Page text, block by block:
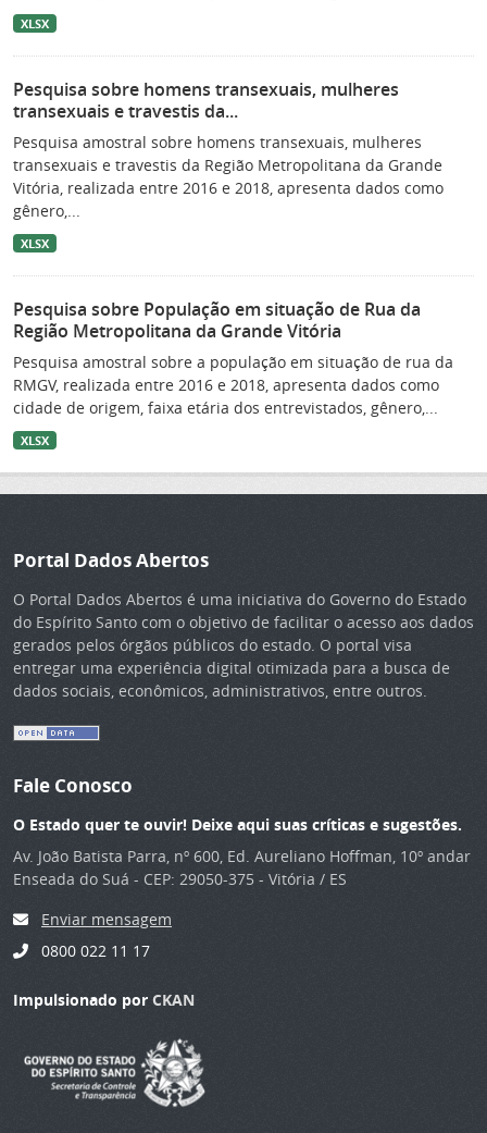
XLSX
Pesquisa sobre homens transexuais, mulheres
transexuais e travestis da...
Pesquisa amostral sobre homens transexuais, mulheres
transexuais e travestis da Região Metropolitana da Grande
Vitória, realizada entre 2016 e 2018, apresenta dados como
gênero,...
XLSX
Pesquisa sobre População em situação de Rua da
Região Metropolitana da Grande Vitória
Pesquisa amostral sobre a população em situação de rua da
RMGV, realizada entre 2016 e 2018, apresenta dados como
cidade de origem, faixa etária dos entrevistados, gênero,...
XLSX
Portal Dados Abertos
O Portal Dados Abertos é uma iniciativa do Governo do Estado
do Espírito Santo com o objetivo de facilitar o acesso aos dados
gerados pelos órgãos públicos do estado. O portal visa
entregar uma experiência digital otimizada para a busca de
dados sociais, econômicos, administrativos, entre outros.
Fale Conosco
O Estado quer te ouvir! Deixe aqui suas críticas e sugestões.
Av. João Batista Parra, nº 600, Ed. Aureliano Hoffman, 10º andar
Enseada do Suá - CEP: 29050-375 - Vitória / ES
Enviar mensagem
0800 022 11 17
Impulsionado por CKAN